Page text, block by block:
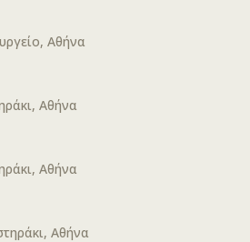
Αθήνα
Αθήνα
Αθήνα
Αθήνα